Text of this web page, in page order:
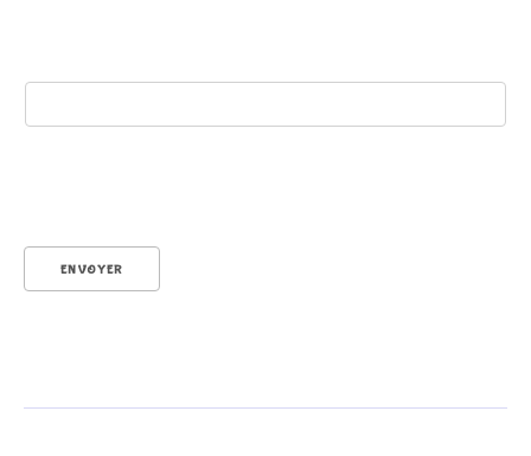
r
ENVOYER